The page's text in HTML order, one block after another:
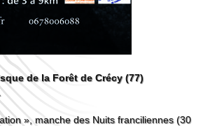
de la Forêt de Crécy (77)
», manche des Nuits franciliennes (30